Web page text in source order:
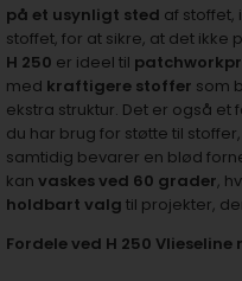
på et usynligt sted af stoffet,
stoffet, for at sikre, at det ikke
H 250 er ideel til
med kraftigere stoffer som
ekstra struktur. Det er også et
du har brug for støtte til
samtidig bevarer en blød
kan vaskes ved 60 grader,
holdbart valg til projekter,
Fordele ved H 250 Vlieseline